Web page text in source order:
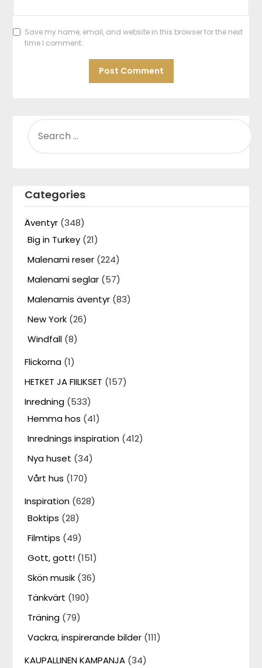
Save my name, email, and website in this browser for the next
time I comment.
FOR:
Categories
Äventyr (348)
Big in Turkey (21)
Malenami reser (224)
Malenami seglar (57)
Malenamis äventyr (83)
New York (26)
Windfall (8)
Flickorna (1)
HETKET JA FIILIKSET (157)
Inredning (533)
Hemma hos (41)
Inrednings inspiration (412)
Nya huset (34)
Vårt hus (170)
Inspiration (628)
Boktips (28)
Filmtips (49)
Gott, gott! (151)
Skön musik (36)
Tänkvärt (190)
Träning (79)
Vackra, inspirerande bilder (111)
KAUPALLINEN KAMPANJA (34)